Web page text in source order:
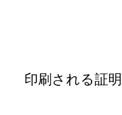
印刷される証